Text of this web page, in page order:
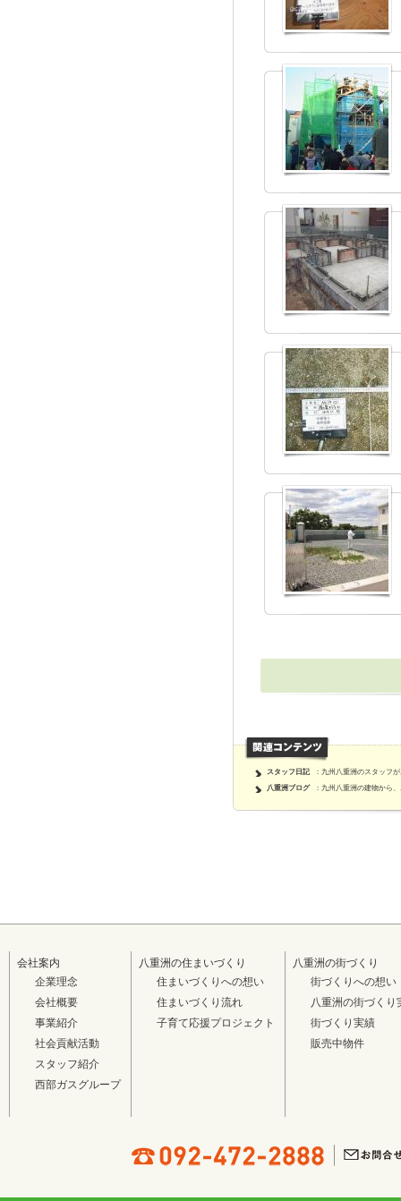
スタッフ日記
：九州八重洲のスタッフ
八重洲ブログ
：九州八重洲の建物から
会社案内
企業理念
会社概要
事業紹介
社会貢献活動
スタッフ紹介
西部ガスグループ
八重洲の住まいづくり
住まいづくりへの想い
住まいづくり流れ
子育て応援プロジェクト
八重洲の街づくり
街づくりへの想い
八重洲の街づくり
街づくり実績
販売中物件